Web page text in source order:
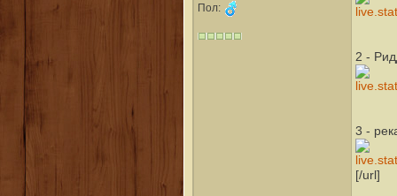
Пол:
2 -
3 -
[/url]